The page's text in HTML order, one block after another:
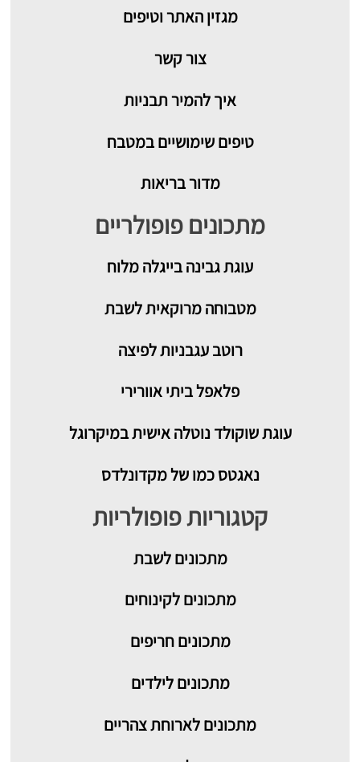
מגזין האתר וטיפים
צור קשר
איך להמיר תבניות
טיפים שימושיים במטבח
מדור בריאות
מתכונים פופולריים
עוגת גבינה בייגלה מלוח
מטבוחה מרוקאית לשבת
רוטב עגבניות לפיצה
פלאפל ביתי אוורירי
עוגת שוקולד נוטלה אישית במיקרוגל
נאגטס כמו של מקדונלדס
קטגוריות פופולריות
מתכוניםלשבת
מתכונים לקינוחים
מתכונים חריפים
מתכונים לילדים
מתכונים לארוחת צהריים